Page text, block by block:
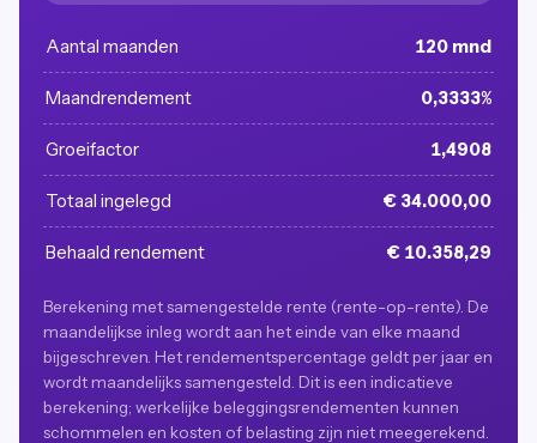
Aantal maanden 120 mnd
Maandrendement 0,3333%
Groeifactor 1,4908
Totaal ingelegd € 34.000,00
Behaald rendement € 10.358,29
Berekening met samengestelde rente (rente-op-rente). De
maandelijkse inleg wordt aan het einde van elke maand
bijgeschreven. Het rendementspercentage geldt per jaar en
wordt maandelijks samengesteld. Dit is een indicatieve
berekening; werkelijke beleggingsrendementen kunnen
schommelen en kosten of belasting zijn niet meegerekend.